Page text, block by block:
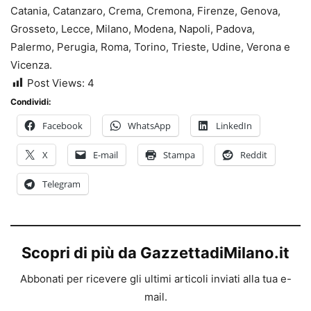
Catania, Catanzaro, Crema, Cremona, Firenze, Genova,
Grosseto, Lecce, Milano, Modena, Napoli, Padova,
Palermo, Perugia, Roma, Torino, Trieste, Udine, Verona e
Vicenza.
Post Views: 4
Condividi:
Facebook WhatsApp LinkedIn
X E-mail Stampa Reddit
Telegram
Scopri di più da GazzettadiMilano.it
Abbonati per ricevere gli ultimi articoli inviati alla tua e-
mail.